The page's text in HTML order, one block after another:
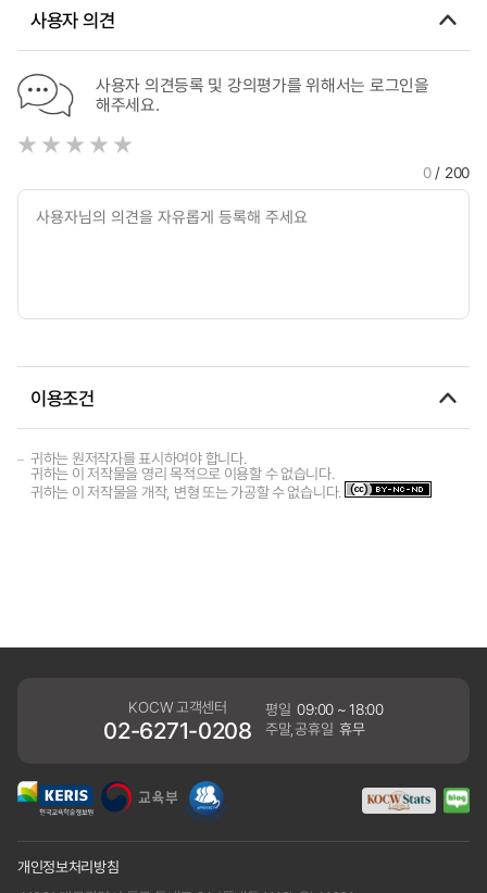
사용자 의견
사용자 의견등록 및 강의평가를 위해서는 로그인을
해주세요.
0/ 200
이용조건
귀하는 원저작자를 표시하여야 합니다.
귀하는 이 저작물을 영리 목적으로 이용할 수 없습니다.
귀하는 이 저작물을 개작, 변형 또는 가공할 수 없습니다.
KOCW 고객센터
02-6271-0208
평일 09:00 ~ 18:00
주말,공휴일 휴무
개인정보처리방침